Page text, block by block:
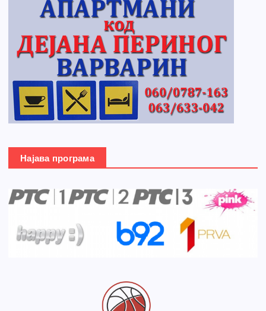
Најава програма